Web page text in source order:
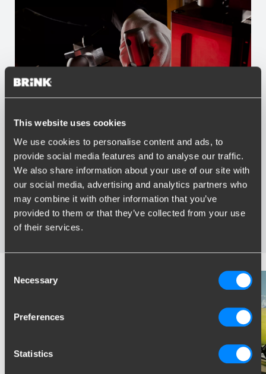
This website uses cookies
We use cookies to personalise content and ads, to
provide social media features and to analyse our traffic.
We also share information about your use of our site with
our social media, advertising and analytics partners who
may combine it with other information that you’ve
provided to them or that they’ve collected from your use
of their services.
Selection
Necessary
Preferences
Statistics
Avantages de Brink
Le plus vaste assortiment en France
Attelage spécialement développé pour votre véhicule
Attelages certifies fiable
Installation près de chez vous
Testés dans des conditions extrêmes